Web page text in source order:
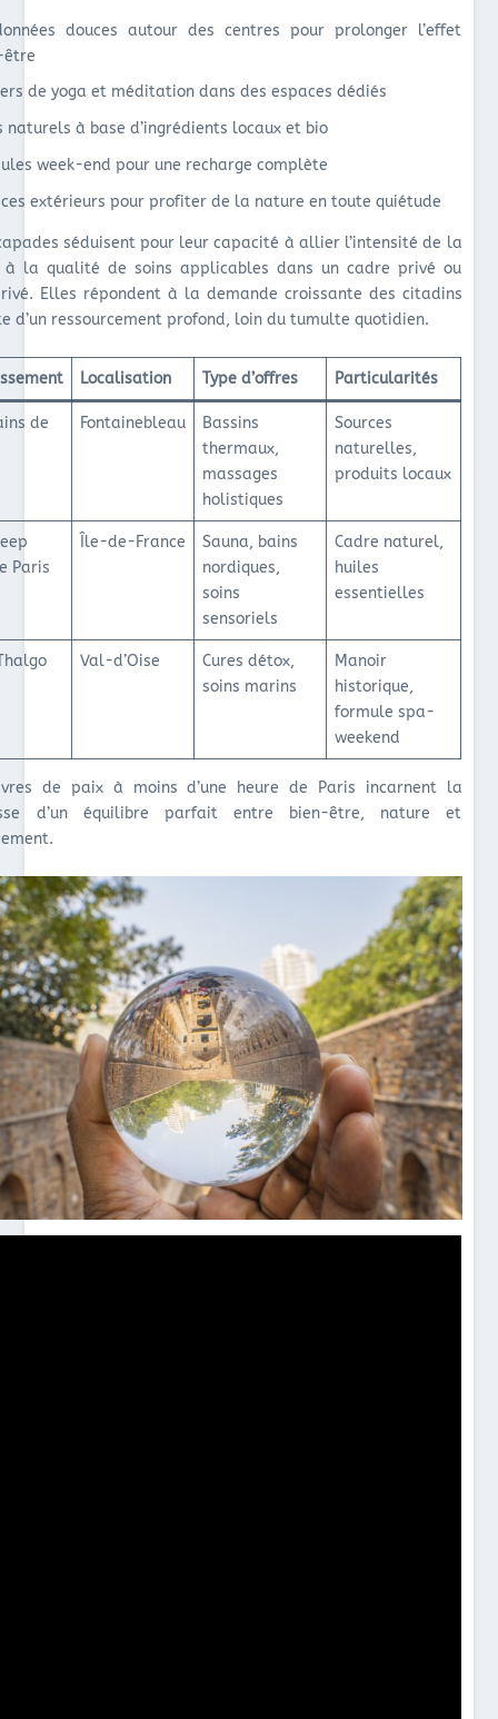
douces autour des centres pour prolonger l’effet
être
de yoga et méditation dans des espaces dédiés
naturels à base d’ingrédients locaux et bio
week-end pour une recharge complète
extérieurs pour profiter de la nature en toute quiétude
séduisent pour leur capacité à allier l’intensité de la
à la qualité de soins applicables dans un cadre privé ou
Elles répondent à la demande croissante des citadins
d’un ressourcement profond, loin du tumulte quotidien.
Localisation Type d’offres Particularités
de Fontainebleau
Bassins
thermaux,
massages
holistiques
Sources
naturelles,
produits locaux
Paris
Île-de-France
Sauna, bains
nordiques,
soins
sensoriels
Cadre naturel,
huiles
essentielles
Val-d’Oise
Cures détox,
soins marins
Manoir
historique,
formule spa-
weekend
de paix à moins d’une heure de Paris incarnent la
d’un équilibre parfait entre bien-être, nature et